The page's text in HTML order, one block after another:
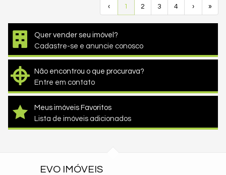
‹ 1 2 3 4 › »
Quer vender seu imóvel?
Cadastre-se e anuncie conosco
Não encontrou o que procurava?
Entre em contato
Meus imóveis Favoritos
Lista de imóveis adicionados
EVO IMÓVEIS